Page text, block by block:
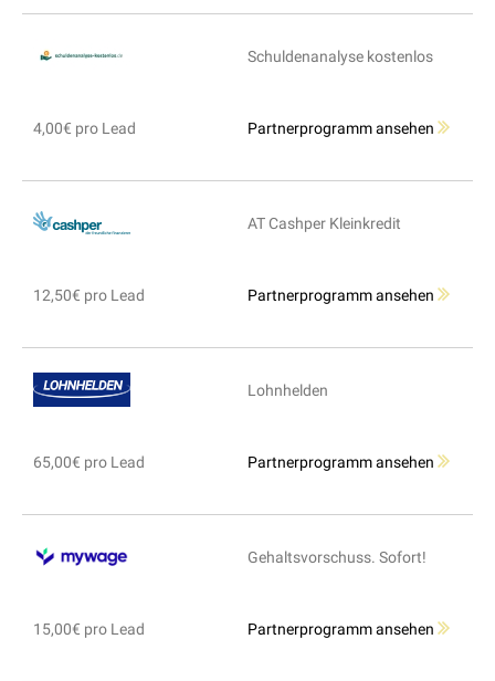
Schuldenanalyse kostenlos
4,00€ pro Lead Partnerprogramm ansehen
AT Cashper Kleinkredit
12,50€ pro Lead Partnerprogramm ansehen
Lohnhelden
65,00€ pro Lead Partnerprogramm ansehen
Gehaltsvorschuss. Sofort!
15,00€ pro Lead Partnerprogramm ansehen